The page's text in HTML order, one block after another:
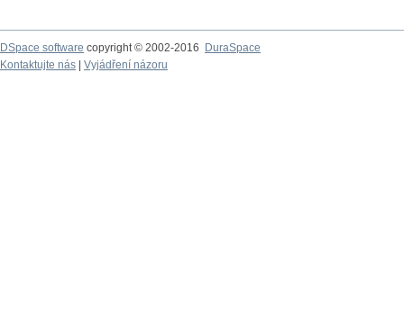
DSpace software copyright © 2002-2016
DuraSpace
Kontaktujte nás
Vyjádření názoru